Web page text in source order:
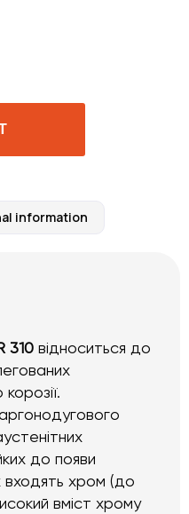
information
310 відноситься до
до появи
входять хром (до
вміст хрому